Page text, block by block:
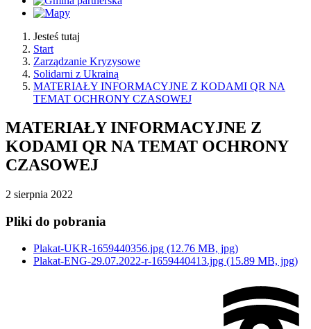
Jesteś tutaj
Start
Zarządzanie Kryzysowe
Solidarni z Ukrainą
MATERIAŁY INFORMACYJNE Z KODAMI QR NA
TEMAT OCHRONY CZASOWEJ
MATERIAŁY INFORMACYJNE Z
KODAMI QR NA TEMAT OCHRONY
CZASOWEJ
2 sierpnia 2022
Pliki do pobrania
Plakat-UKR-1659440356.jpg (12.76 MB, jpg)
Plakat-ENG-29.07.2022-r-1659440413.jpg (15.89 MB, jpg)